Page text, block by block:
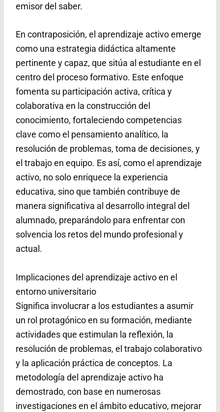
emisor del saber.
En contraposición, el aprendizaje activo emerge
como una estrategia didáctica altamente
pertinente y capaz, que sitúa al estudiante en el
centro del proceso formativo. Este enfoque
fomenta su participación activa, crítica y
colaborativa en la construcción del
conocimiento, fortaleciendo competencias
clave como el pensamiento analítico, la
resolución de problemas, toma de decisiones, y
el trabajo en equipo. Es así, como el aprendizaje
activo, no solo enriquece la experiencia
educativa, sino que también contribuye de
manera significativa al desarrollo integral del
alumnado, preparándolo para enfrentar con
solvencia los retos del mundo profesional y
actual.
Implicaciones del aprendizaje activo en el
entorno universitario
Significa involucrar a los estudiantes a asumir
un rol protagónico en su formación, mediante
actividades que estimulan la reflexión, la
resolución de problemas, el trabajo colaborativo
y la aplicación práctica de conceptos. La
metodología del aprendizaje activo ha
demostrado, con base en numerosas
investigaciones en el ámbito educativo, mejorar